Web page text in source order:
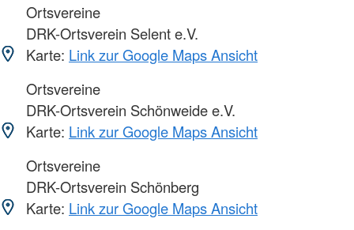
Ortsvereine
DRK-Ortsverein Selent e.V.
Karte: Link zur Google Maps Ansicht
Ortsvereine
DRK-Ortsverein Schönweide e.V.
Karte: Link zur Google Maps Ansicht
Ortsvereine
DRK-Ortsverein Schönberg
Karte: Link zur Google Maps Ansicht